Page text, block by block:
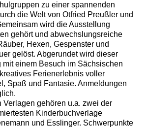
zu einer spannenden
die Welt von Otfried Preußler und
wird die Ausstellung
gehört und abwechslungsreiche
Hexen, Gespenster und
gelöst. Abgerundet wird dieser
mit einem Besuch im Sächsischen
Ferienerlebnis voller
Spaß und Fantasie. Anmeldungen
Verlagen gehören u.a. zwei der
Kinderbuchverlage
und Esslinger. Schwerpunkte